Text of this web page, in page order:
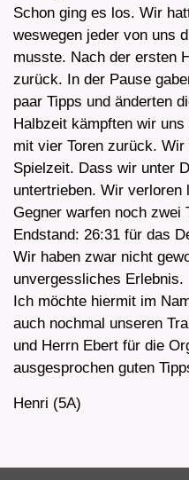
Schon ging es los. Wir
weswegen jeder von uns
musste. Nach der ersten
zurück. In der Pause
paar Tipps und änderten
Halbzeit kämpften wir
mit vier Toren zurück.
Spielzeit. Dass wir unter
untertrieben. Wir verloren
Gegner warfen noch zwei
Endstand: 26:31 für das
Wir haben zwar nicht
unvergessliches Erlebnis.
Ich möchte hiermit im
auch nochmal unseren
und Herrn Ebert für die
ausgesprochen guten
Henri (5A)